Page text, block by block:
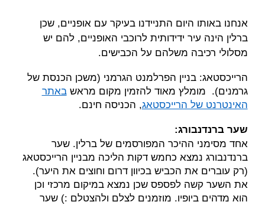
אנחנו באותו היום התניידנו בעיקר עם אופניים, שכן
ברלין הינה עיר ידידותית לרוכבי האופניים, להם יש
מסלולי רכיבה משלהם על הכבישים.
הרייכסטאג: בניין הפרלמנט הגרמני (משכן הכנסת של
גרמנים). מומלץ מאוד להזמין מקום מראשבאתר
האינטרנט של הרייכסטאג, הכניסה חינם.
שער ברנדנבורג:
אחד מסימני ההיכר המפורסמים של ברלין. שער
ברנדנבורג נמצא כחמש דקות הליכה מבניין הרייכסטאג
(רק עוברים את הכביש בכיוון דרום וחוצים את היער).
את השער קשה לפספס שכן נמצא במיקום מרכזי וכן
הוא מדהים ביופיו. מוזמנים לצלם ולהצטלם :) שער